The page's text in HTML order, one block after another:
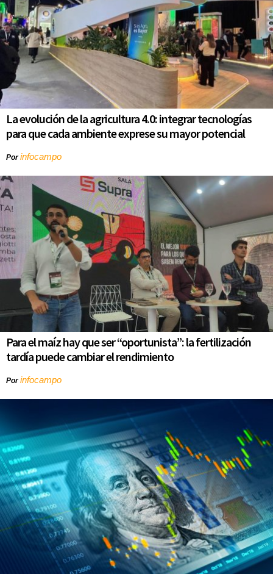
La evolución de la agricultura 4.0: integrar tecnologías
para que cada ambiente exprese su mayor potencial
Porinfocampo
Para el maíz hay que ser “oportunista”: la fertilización
tardía puede cambiar el rendimiento
Porinfocampo